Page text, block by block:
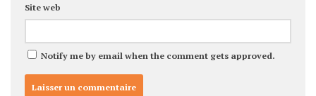
Site web
Notify me by email when the comment gets approved.